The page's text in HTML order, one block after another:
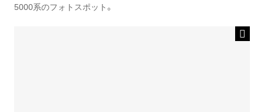
5000系のフォトスポット。